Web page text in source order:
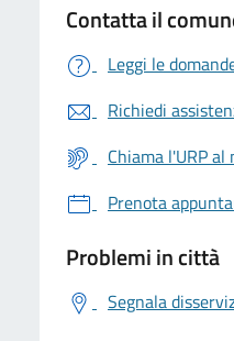
Contatta il
Leggi le
Richiedi
Chiama l'URP
Prenota
Problemi in città
Segnala